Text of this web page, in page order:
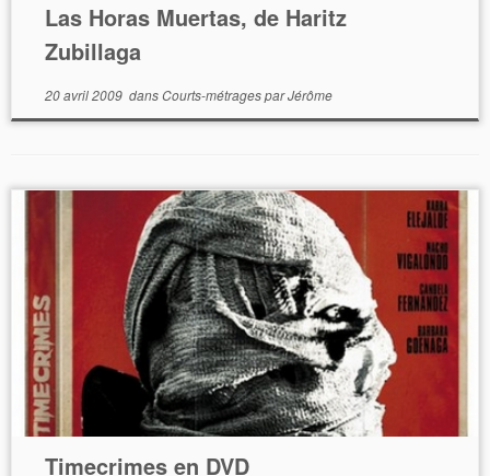
Las Horas Muertas, de Haritz
Zubillaga
20 avril 2009dansCourts-métragesparJérôme
Timecrimes en DVD